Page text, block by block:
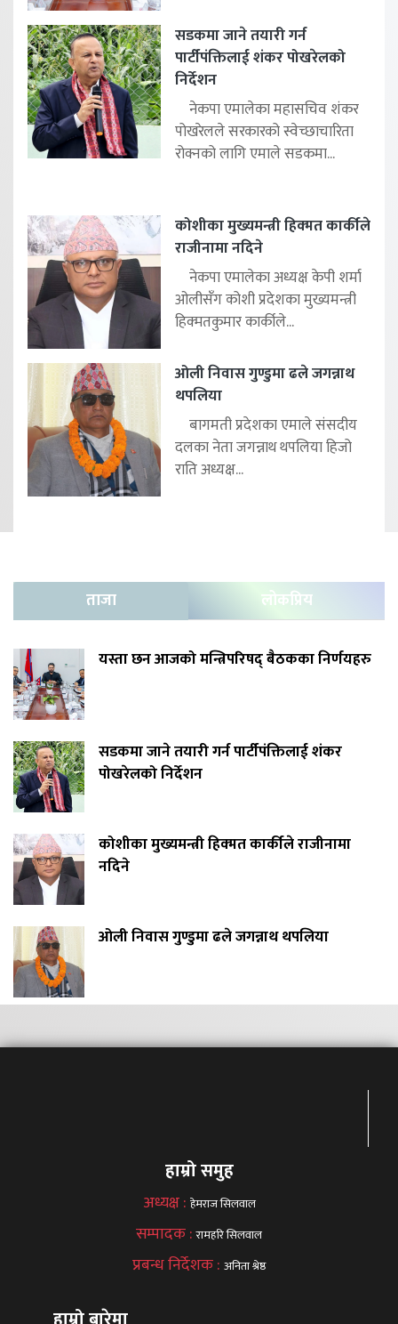
सडकमा जाने तयारी गर्न
पार्टीपंक्तिलाई शंकर पोखरेलको
निर्देशन
नेकपा एमालेका महासचिव शंकर
पोखरेलले सरकारको स्वेच्छाचारिता
रोक्नको लागि एमाले सडकमा...
कोशीका मुख्यमन्त्री हिक्मत कार्कीले
राजीनामा नदिने
नेकपा एमालेका अध्यक्ष केपी शर्मा
ओलीसँग कोशी प्रदेशका मुख्यमन्त्री
हिक्मतकुमार कार्कीले...
ओली निवास गुण्डुमा ढले जगन्नाथ
थपलिया
बागमती प्रदेशका एमाले संसदीय
दलका नेता जगन्नाथ थपलिया हिजो
राति अध्यक्ष...
ताजा लोकप्रिय
यस्ता छन आजको मन्त्रिपरिषद् बैठकका निर्णयहरु
सडकमा जाने तयारी गर्न पार्टीपंक्तिलाई शंकर
पोखरेलको निर्देशन
कोशीका मुख्यमन्त्री हिक्मत कार्कीले राजीनामा
नदिने
ओली निवास गुण्डुमा ढले जगन्नाथ थपलिया
हाम्रो समुह
अध्यक्ष : हेमराज सिलवाल
सम्पादक :रामहरि सिलवाल
प्रबन्ध निर्देशक : अनिता श्रेष्ठ